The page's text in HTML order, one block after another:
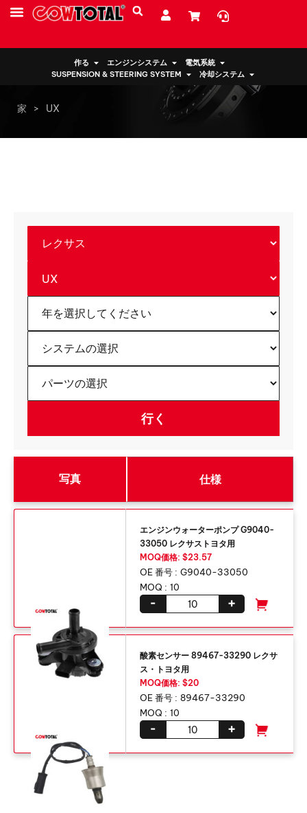
作る エンジンシステム
電気系統
SUSPENSION & STEERING SYSTEM
冷却システム
家 > UX
写真 仕様
エンジンウォーターポンプ G9040-
33050 レクサストヨタ用
MOQ価格: $23.57
OE 番号 : G9040-33050
MOQ : 10
+
-
酸素センサー 89467-33290 レクサ
ス・トヨタ用
MOQ価格: $20
OE 番号 : 89467-33290
MOQ : 10
+
-